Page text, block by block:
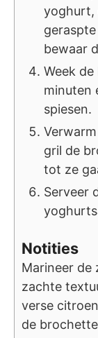
yoghurt,
bewaar
Week
minuten
spiesen.
gril de
tot ze
Serveer
Notities
Marineer de
zachte
verse
de